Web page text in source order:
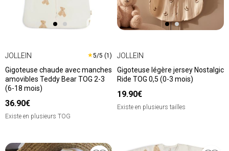
JOLLEIN ★5/5 (1)
Gigoteuse chaude avec manches
amovibles Teddy Bear TOG 2-3
(6-18 mois)
36.90€
Existe en plusieurs TOG
JOLLEIN
Gigoteuse légère jersey Nostalgic
Ride TOG 0,5 (0-3 mois)
19.90€
Existe en plusieurs tailles